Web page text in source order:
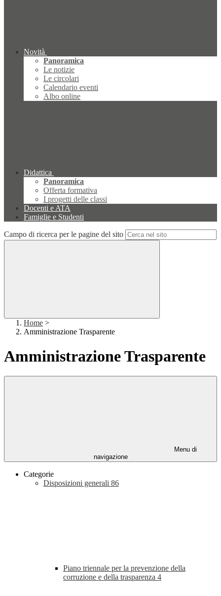
Novità
Panoramica
Le notizie
Le circolari
Calendario eventi
Albo online
Didattica
Panoramica
Offerta formativa
I progetti delle classi
Docenti e ATA
Famiglie e Studenti
Campo di ricerca per le pagine del sito
Home >
Amministrazione Trasparente
Amministrazione Trasparente
Menu di
navigazione
Categorie
Disposizioni generali 86
Piano triennale per la prevenzione della
corruzione e della trasparenza 4